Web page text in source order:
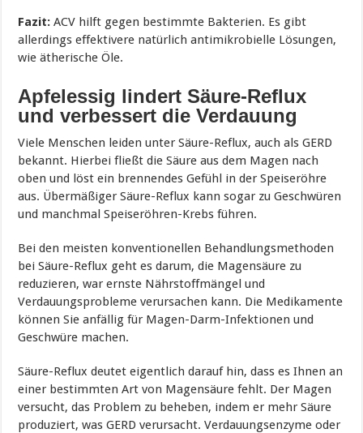
Fazit: ACV hilft gegen bestimmte Bakterien. Es gibt
allerdings effektivere natürlich antimikrobielle Lösungen,
wie ätherische Öle.
Apfelessig lindert Säure-Reflux
und verbessert die Verdauung
Viele Menschen leiden unter Säure-Reflux, auch als GERD
bekannt. Hierbei fließt die Säure aus dem Magen nach
oben und löst ein brennendes Gefühl in der Speiseröhre
aus. Übermäßiger Säure-Reflux kann sogar zu Geschwüren
und manchmal Speiseröhren-Krebs führen.
Bei den meisten konventionellen Behandlungsmethoden
bei Säure-Reflux geht es darum, die Magensäure zu
reduzieren, war ernste Nährstoffmängel und
Verdauungsprobleme verursachen kann. Die Medikamente
können Sie anfällig für Magen-Darm-Infektionen und
Geschwüre machen.
Säure-Reflux deutet eigentlich darauf hin, dass es Ihnen an
einer bestimmten Art von Magensäure fehlt. Der Magen
versucht, das Problem zu beheben, indem er mehr Säure
produziert, was GERD verursacht. Verdauungsenzyme oder